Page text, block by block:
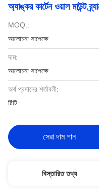
অ্যাঙ্কর কার্টেন ওয়াল মাউন্ট
MOQ.:
আলোচনা সাপেক্ষে
দাম:
আলোচনা সাপেক্ষে
অর্থ প্রদানের শর্তাবলী:
টিটি
সেরা দাম পান
বিস্তারিত তথ্য